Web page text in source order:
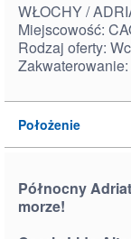
WŁOCHY /
Miejscowość:
Rodzaj oferty:
Położenie
Północny
morze!